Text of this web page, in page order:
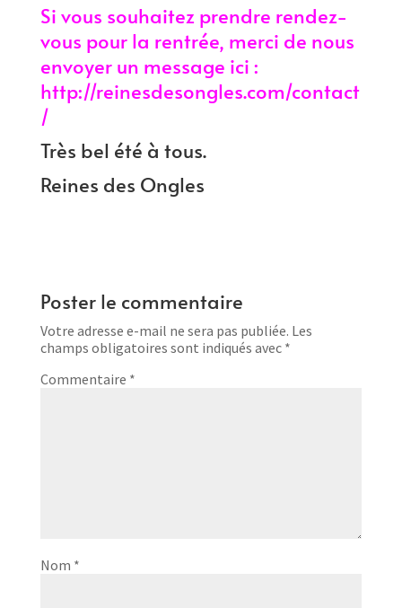
Si vous souhaitez prendre rendez-
vous pour la rentrée, merci de nous
envoyer un message ici :
http://reinesdesongles.com/contact
/
Très bel été à tous.
Reines des Ongles
Poster le commentaire
Votre adresse e-mail ne sera pas publiée. Les
champs obligatoires sont indiqués avec *
Commentaire *
Nom *